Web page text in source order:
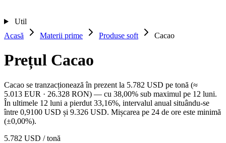
Util
Acasă
Materii prime Produse soft Cacao
Prețul Cacao
Cacao se tranzacționează în prezent la 5.782 USD pe tonă (≈
5.013 EUR · 26.328 RON) — cu 38,00% sub maximul pe 12 luni.
În ultimele 12 luni a pierdut 33,16%, intervalul anual situându-se
între 0,9100 USD și 9.326 USD. Mișcarea pe 24 de ore este minimă
(±0,00%).
5.782 USD / tonă